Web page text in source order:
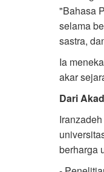
"Bahasa
selama
sastra,
Ia
akar
Dari
berharga